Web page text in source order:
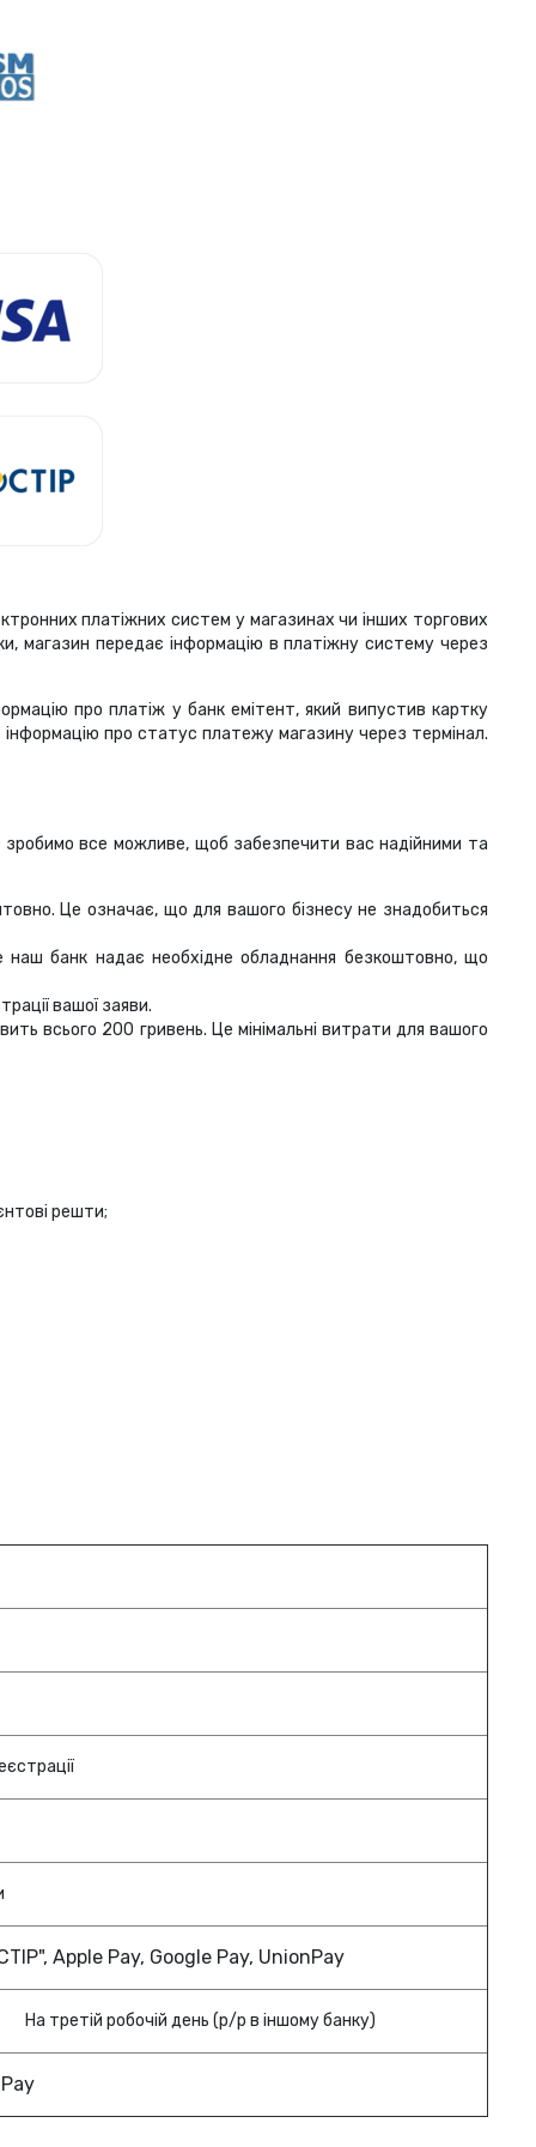
платіжних систем у магазинах чи інших торгових
магазин передає інформацію в платіжну систему через
про платіж у банк емітент, який випустив картку
про статус платежу магазину через термінал.
зробимо все можливе, щоб забезпечити вас надійними та
Це означає, що для вашого бізнесу не знадобиться
банк надає необхідне обладнання безкоштовно, що
вашої заяви.
всього 200 гривень. Це мінімальні витрати для вашого
решти;
Apple Pay, Google Pay, UnionPay
На третій робочій день (р/р в іншому банку)